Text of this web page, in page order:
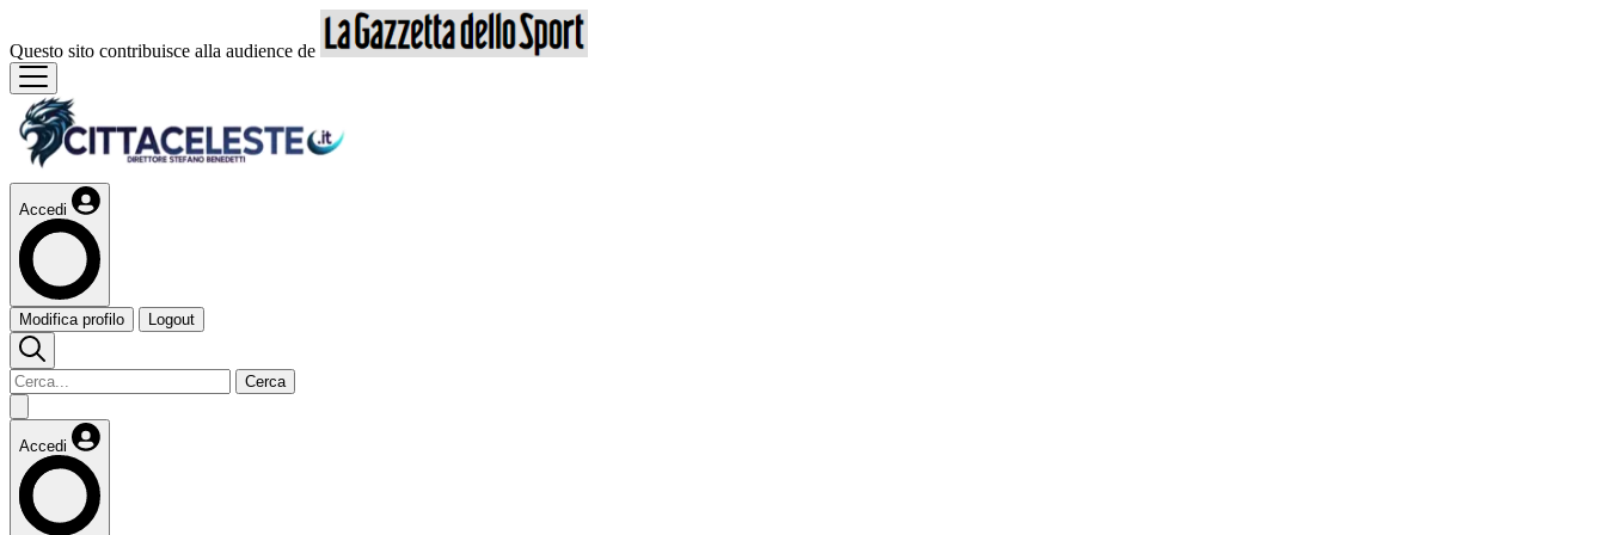
Questo sito contribuisce alla audience de
Accedi
Modifica profilo Logout
Cerca
Accedi